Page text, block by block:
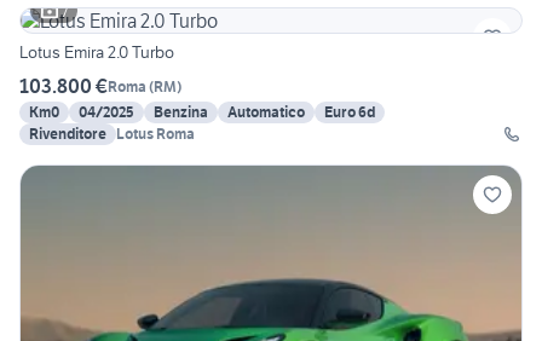
7
Lotus Emira 2.0 Turbo
103.800 €Roma (RM)
Km0
04/2025 Benzina Automatico
Euro 6d
Rivenditore Lotus Roma